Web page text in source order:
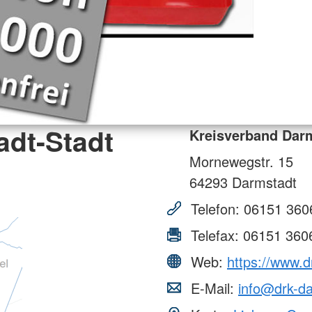
Stadt
Kreisverband
Mornewegstr. 15
64293 Darmstadt
Telefon: 06151
Telefax: 06151
Web: https://
E-Mail: info@drk-